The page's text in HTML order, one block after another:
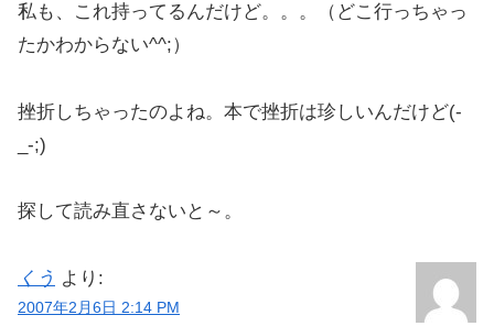
私も、これ持ってるんだけど。。。（どこ行っちゃっ
たかわからない^^;）
挫折しちゃったのよね。本で挫折は珍しいんだけど(-
_-;)
探して読み直さないと～。
くう より:
2007年2月6日 2:14 PM